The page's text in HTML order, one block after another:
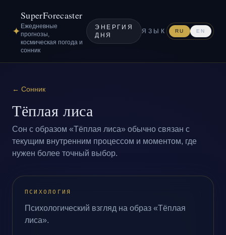
✦
SuperForecaster
Ежедневные
прогнозы,
космическая погода и
сонник
ЭНЕРГИЯ
ДНЯ
ЯЗЫК RU EN
← Сонник
Тёплая лиса
Сон с образом «Тёплая лиса» обычно связан с
текущим внутренним процессом и моментом, где
нужен более точный выбор.
ПСИХОЛОГИЯ
Психологический взгляд на образ «Тёплая
лиса».